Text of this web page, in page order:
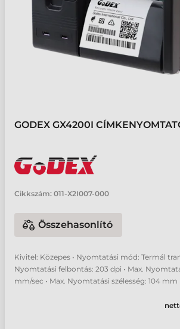
GODEX GX4200I
Cikkszám: 011-X2I007-000
Összehasonlító
Kivitel: Közepes • Nyomtatási mód: Termál
Nyomtatási felbontás: 203 dpi • Max.
mm/sec • Max. Nyomtatási szélesség: 104 mm